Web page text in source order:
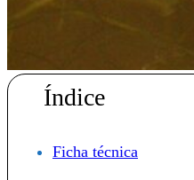
Índice
Ficha técnica